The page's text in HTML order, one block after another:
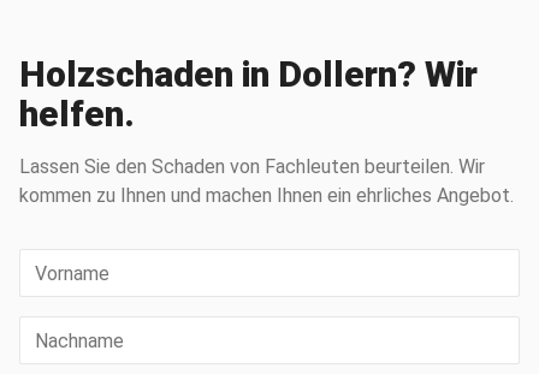
Holzschaden in Dollern? Wir
helfen.
Lassen Sie den Schaden von Fachleuten beurteilen. Wir
kommen zu Ihnen und machen Ihnen ein ehrliches Angebot.